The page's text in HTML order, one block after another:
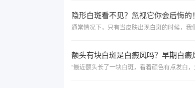
隐形白斑看不见？忽视它你会后悔的！
额头有块白斑是白癜风吗？早期白癜